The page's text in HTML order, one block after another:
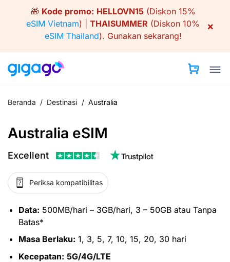
🎁 Kode promo: HELLOVN15(Diskon 15%
eSIM Vietnam) | THAISUMMER (Diskon 10%
eSIM Thailand). Gunakan sekarang!
×
Beranda / Destinasi / Australia
Australia eSIM
Excellent
Periksa kompatibilitas
Data: 500MB/hari – 3GB/hari, 3 – 50GB atau Tanpa
Batas*
Masa Berlaku: 1, 3, 5, 7, 10, 15, 20, 30 hari
Kecepatan: 5G/4G/LTE